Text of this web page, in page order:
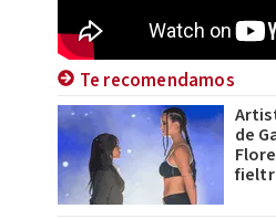
Te recomendamos
de